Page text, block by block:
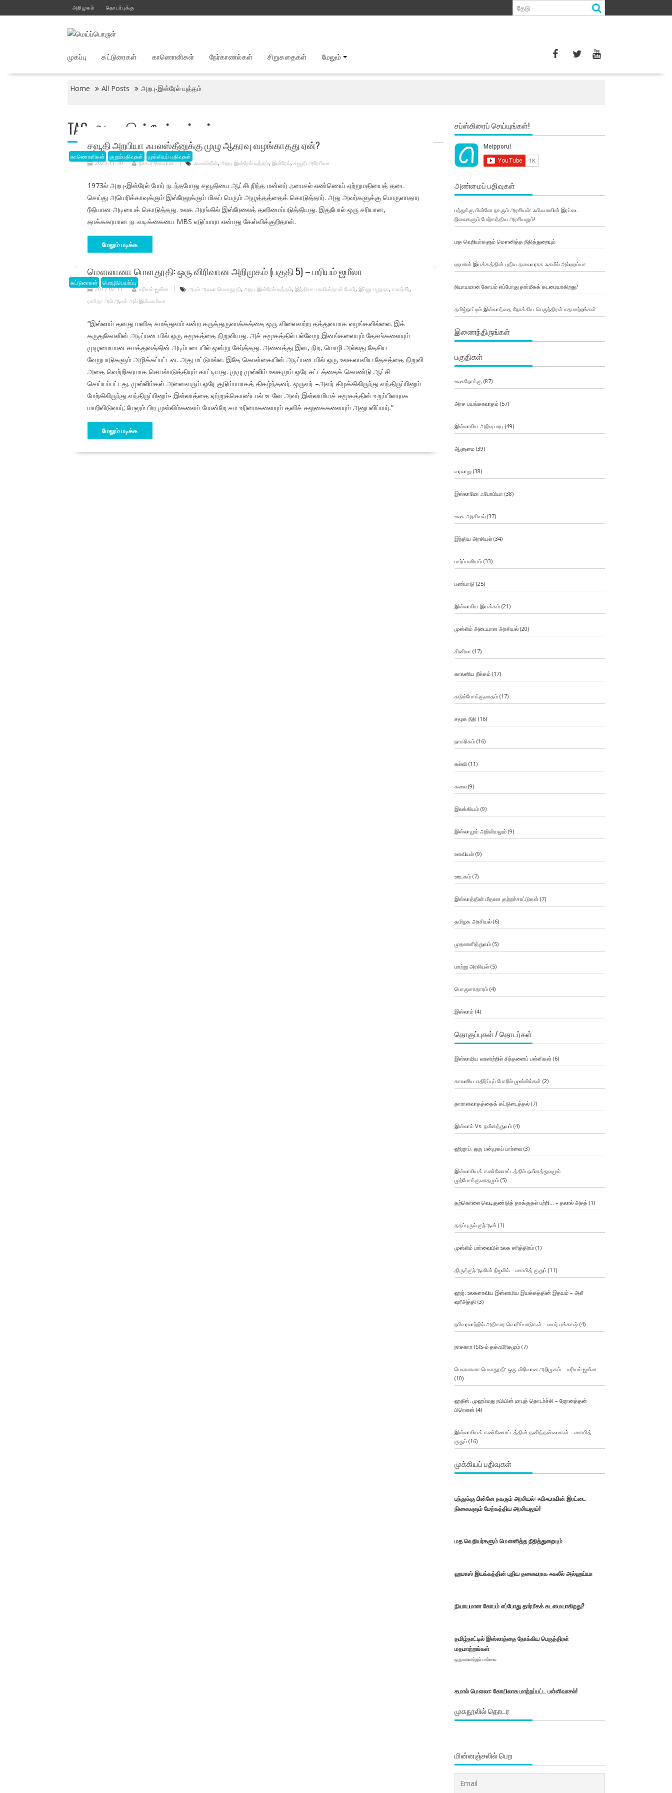
to
அறிமுகம் தொடர்புக்கு
முகப்பு கட்டுரைகள் காணொளிகள் நேர்காணல்கள் சிறுகதைகள் மேலும்
Home All Posts அறபு-இஸ்ரேல் யுத்தம்
TAG: அறபு-இஸ்ரேல் யுத்தம்
காணொளிகள் குறும்பதிவுகள் முக்கியப் பதிவுகள்
சவூதி அறபியா ஃபலஸ்தீனுக்கு முழு ஆதரவு வழங்காதது ஏன்?
2023-11-30 நாகூர் ரிஸ்வான் ஃபலஸ்தீன், அறபு-இஸ்ரேல் யுத்தம், இஸ்ரேல், சவூதி அரேபியா
1973ல் அறபு-இஸ்ரேல் போர் நடந்தபோது சவூதியை ஆட்சிபுரிந்த மன்னர் ஃபைசல் எண்ணெய் ஏற்றுமதியைத் தடை
செய்து அமெரிக்காவுக்கும் இஸ்ரேலுக்கும் மிகப் பெரும் அழுத்தத்தைக் கொடுத்தார். அது அவர்களுக்கு பொருளாதார
ரீதியான அடியைக் கொடுத்தது. உலக அரங்கில் இஸ்ரேலைத் தனிமைப்படுத்தியது. இதுபோல் ஒரு சரியான,
தாக்ககரமான நடவடிக்கையை MBS எடுப்பாரா என்பது கேள்விக்குறிதான்.
மேலும் படிக்க
கட்டுரைகள் மொழிபெயர்ப்பு
மௌலானா மௌதூதி: ஒரு விரிவான அறிமுகம் (பகுதி 5) – மரியம் ஜமீலா
2017-02-11 மரியம் ஜமீலா அபுல் அஃலா மௌதூதி, அறபு-இஸ்ரேல் யுத்தம், இந்தியா-பாகிஸ்தான் போர், இப்னு பதூதா, காஷ்மீர்,
ராபிதா அல் ஆலம் அல் இஸ்லாமியா
“இஸ்லாம் தனது மனித சமத்துவம் என்ற கருத்துருவாக்கத்தை ஒரு விளைவற்ற தத்துவமாக வழங்கவில்லை. இக்
கருதுகோளின் அடிப்படையில் ஒரு சமூகத்தை நிறுவியது. அச் சமூகத்தில் பல்வேறு இனங்களையும் தேசங்களையும்
முழுமையான சமத்துவத்தின் அடிப்படையில் ஒன்று சேர்த்தது. அனைத்து இன, நிற, மொழி அல்லது தேசிய
வேறுபாடுகளும் அழிக்கப்பட்டன. அது மட்டுமல்ல. இதே கொள்கையின் அடிப்படையில் ஒரு உலகளாவிய தேசத்தை நிறுவி
அதை வெற்றிகரமாக செயல்படுத்தியும் காட்டியது. முழு முஸ்லிம் உலகமும் ஒரே சட்டத்தைக் கொண்டு ஆட்சி
செய்யப்பட்டது. முஸ்லிம்கள் அனைவரும் ஒரே குடும்பமாகத் திகழ்ந்தனர். ஒருவர் –அவர் கிழக்கிலிருந்து வந்திருப்பினும்
மேற்கிலிருந்து வந்திருப்பினும்- இஸ்லாத்தை ஏற்றுக்கொண்டால் உடனே அவர் இஸ்லாமியச் சமூகத்தின் உறுப்பினராக
மாறிவிடுவார்; மேலும் பிற முஸ்லிம்களைப் போன்றே சம உரிமைகளையும் தனிச் சலுகைகளையும் அனுபவிப்பார்.”
மேலும் படிக்க
சப்ஸ்கிரைப் செய்யுங்கள்!
அண்மைப் பதிவுகள்
பந்துக்கு பின்னே நகரும் அரசியல்: ஃபிஃபாவின் இரட்டை
நிலைகளும் மேற்கத்திய அரசியலும்!
மத வெறியர்களும் மௌனித்த நீதித்துறையும்
ஹமாஸ் இயக்கத்தின் புதிய தலைவராக ஃகலீல் அல்ஹய்யா
நியாயமான கோபம் எப்போது தார்மீகக் கடமையாகிறது?
தமிழ்நாட்டில் இஸ்லாத்தை நோக்கிய பெருந்திரள் மதமாற்றங்கள்
இணைந்திருங்கள்
பகுதிகள்
உலகநோக்கு (87)
அரச பயங்கரவாதம்(57)
இஸ்லாமிய அறிவு மரபு (49)
ஆளுமை(39)
வரலாறு(38)
இஸ்லாமோ ஃபோபியா (38)
உலக அரசியல்(37)
இந்திய அரசியல்(34)
பார்ப்பனியம்(33)
பண்பாடு(25)
இஸ்லாமிய இயக்கம்(21)
முஸ்லிம் அடையாள அரசியல்(20)
சினிமா (17)
காலனிய நீக்கம்(17)
கடும்போக்குவாதம்(17)
சமூக நீதி (16)
நாகரிகம்(16)
கல்வி (11)
கலை(9)
இலக்கியம்(9)
இஸ்லாமும் அறிவியலும்(9)
உளவியல்(9)
ஊடகம்(7)
இஸ்லாத்தின் மீதான குற்றச்சாட்டுகள் (7)
தமிழக அரசியல்(6)
முதலாளித்துவம்(5)
மாற்று அரசியல்(5)
பொருளாதாரம்(4)
இஸ்லாம்(4)
தொகுப்புகள் / தொடர்கள்
இஸ்லாமிய வரலாற்றில் சிந்தனைப் பள்ளிகள் (6)
காலனிய எதிர்ப்புப் போரில் முஸ்லிம்கள் (2)
தாராளவாதத்தைக் கட்டுடைத்தல்(7)
இஸ்லாம் Vs. நவீனத்துவம்(4)
ஹிஜாப்: ஒரு பன்முகப் பார்வை(3)
இஸ்லாமியக் கண்ணோட்டத்தில் நவீனத்துவமும்
முற்போக்குவாதமும்(5)
தற்கொலை வெடிகுண்டுத் தாக்குதல் பற்றி… – தலால் அசத் (1)
ததப்புருல் குர்ஆன் (1)
முஸ்லிம் பார்வையில் உலக சரித்திரம்(1)
திருக்குர்ஆனின் நிழலில் – சையித் குதுப் (11)
ஹஜ்: உலகளாவிய இஸ்லாமிய இயக்கத்தின் இதயம் – அலீ
ஷரீஅத்தி (3)
நபிவரலாற்றில் அதிகார வெளிப்பாடுகள் – ஸபர் பங்காஷ் (4)
நாசகார ISIS-ம் தக்ஃபீரிசமும்(7)
மௌலானா மௌதூதி: ஒரு விரிவான அறிமுகம் – மரியம் ஜமீலா
(10)
ஹதீஸ்: முஹம்மது நபியின் மரபுத் தொடர்ச்சி – ஜோனத்தன்
பிரௌன் (4)
இஸ்லாமியக் கண்ணோட்டத்தின் தனித்தன்மைகள் – சையித்
குதுப் (16)
முக்கியப் பதிவுகள்
பந்துக்கு பின்னே நகரும் அரசியல்: ஃபிஃபாவின் இரட்டை
நிலைகளும் மேற்கத்திய அரசியலும்!
மத வெறியர்களும் மௌனித்த நீதித்துறையும்
ஹமாஸ் இயக்கத்தின் புதிய தலைவராக ஃகலீல் அல்ஹய்யா
நியாயமான கோபம் எப்போது தார்மீகக் கடமையாகிறது?
தமிழ்நாட்டில் இஸ்லாத்தை நோக்கிய பெருந்திரள்
மதமாற்றங்கள்
ஒரு வரலாற்றுப் பார்வை
கமால் மௌலா: கோயிலாக மாற்றப்பட்ட பள்ளிவாசல்!
முகநூலில் தொடர
மின்னஞ்சலில் பெற